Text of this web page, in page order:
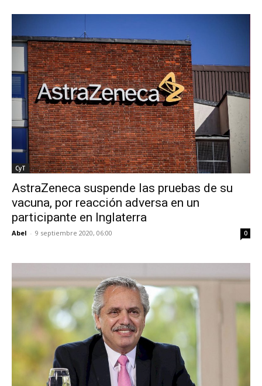
CyT
AstraZeneca suspende las pruebas de su
vacuna, por reacción adversa en un
participante en Inglaterra
Abel - 9 septiembre 2020, 06:00 0